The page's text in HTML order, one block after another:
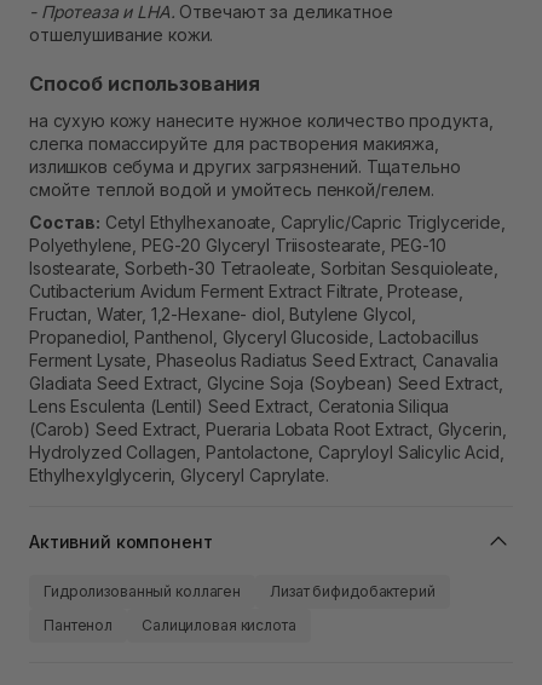
- Протеаза и LHA. Отвечают за деликатное
отшелушивание кожи.
Способ использования
на сухую кожу нанесите нужное количество продукта,
слегка помассируйте для растворения макияжа,
излишков себума и других загрязнений. Тщательно
смойте теплой водой и умойтесь пенкой/гелем.
Состав: Cetyl Ethylhexanoate, Caprylic/Capric Triglyceride,
Polyethylene, PEG-20 Glyceryl Triisostearate, PEG-10
Isostearate, Sorbeth-30 Tetraoleate, Sorbitan Sesquioleate,
Cutibacterium Avidum Ferment Extract Filtrate, Protease,
Fructan, Water, 1,2-Hexane- diol, Butylene Glycol,
Propanediol, Panthenol, Glyceryl Glucoside, Lactobacillus
Ferment Lysate, Phaseolus Radiatus Seed Extract, Canavalia
Gladiata Seed Extract, Glycine Soja (Soybean) Seed Extract,
Lens Esculenta (Lentil) Seed Extract, Ceratonia Siliqua
(Carob) Seed Extract, Pueraria Lobata Root Extract, Glycerin,
Hydrolyzed Collagen, Pantolactone, Capryloyl Salicylic Acid,
Ethylhexylglycerin, Glyceryl Caprylate.
Активний компонент
Гидролизованный коллаген
Лизат бифидобактерий
Пантенол
Салициловая кислота